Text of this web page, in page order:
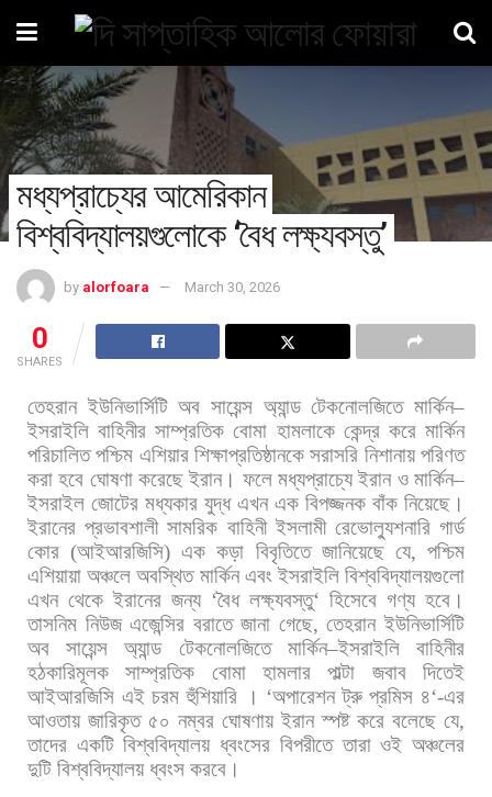
মধ্যপ্রাচ্যের আমেরিকান
বিশ্ববিদ্যালয়গুলোকে ‘বৈধ লক্ষ্যবস্তু’
by alorfoara March 30, 2026
0
SHARES
তেহরান ইউনিভার্সিটি অব সায়েন্স অ্যান্ড টেকনোলজিতে মার্কিন–
ইসরাইলি বাহিনীর সাম্প্রতিক বোমা হামলাকে কেন্দ্র করে মার্কিন
পরিচালিত পশ্চিম এশিয়ার শিক্ষাপ্রতিষ্ঠানকে সরাসরি নিশানায় পরিণত
করা হবে ঘোষণা করেছে ইরান। ফলে মধ্যপ্রাচ্যে ইরান ও মার্কিন–
ইসরাইল জোটের মধ্যকার যুদ্ধ এখন এক বিপজ্জনক বাঁক নিয়েছে।
ইরানের প্রভাবশালী সামরিক বাহিনী ইসলামী রেভোল্যুশনারি গার্ড
কোর (আইআরজিসি)এক কড়া বিবৃতিতে জানিয়েছে যে,পশ্চিম
এশিয়ায়া অঞ্চলে অবস্থিত মার্কিন এবং ইসরাইলি বিশ্ববিদ্যালয়গুলো
এখন থেকে ইরানের জন্য ‘বৈধ লক্ষ্যবস্তু‘ হিসেবে গণ্য হবে।
তাসনিম নিউজ এজেন্সির বরাতে জানা গেছে,তেহরান ইউনিভার্সিটি
অব
সায়েন্স অ্যান্ড টেকনোলজিতে মার্কিন–ইসরাইলি
বাহিনীর
হঠকারিমূলক
সাম্প্রতিক বোমা হামলার পাল্টা জবাব
দিতেই
আইআরজিসি এই চরম হুঁশিয়ারি । ‘অপারেশন ট্রু প্রমিস ৪‘-এর
আওতায় জারিকৃত ৫০ নম্বর ঘোষণায় ইরান স্পষ্ট করে বলেছে যে,
তাদের একটি বিশ্ববিদ্যালয় ধ্বংসের বিপরীতে তারা ওই অঞ্চলের
দুটি বিশ্ববিদ্যালয় ধ্বংস করবে।